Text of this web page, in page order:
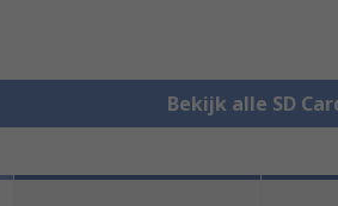
Bekijk alle SD